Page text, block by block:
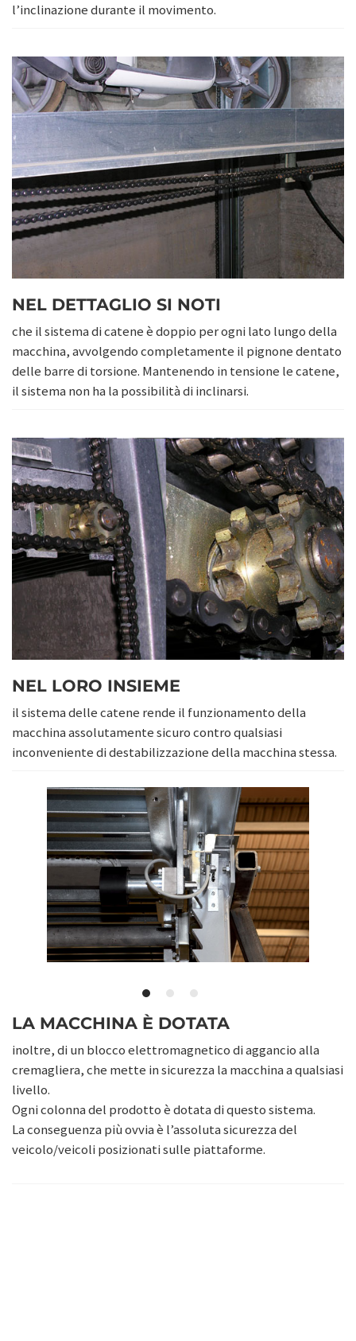
l’inclinazione durante il movimento.
NEL DETTAGLIO SI NOTI
che il sistema di catene è doppio per ogni lato lungo della
macchina, avvolgendo completamente il pignone dentato
delle barre di torsione. Mantenendo in tensione le catene,
il sistema non ha la possibilità di inclinarsi.
NEL LORO INSIEME
il sistema delle catene rende il funzionamento della
macchina assolutamente sicuro contro qualsiasi
inconveniente di destabilizzazione della macchina stessa.
LA MACCHINA È DOTATA
inoltre, di un blocco elettromagnetico di aggancio alla
cremagliera, che mette in sicurezza la macchina a qualsiasi
livello.
Ogni colonna del prodotto è dotata di questo sistema.
La conseguenza più ovvia è l’assoluta sicurezza del
veicolo/veicoli posizionati sulle piattaforme.